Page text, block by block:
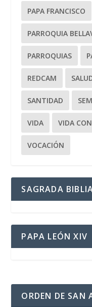
PAPA FRANCISCO
PARROQUIA
PARROQUIAS
REDCAM
SANTIDAD
VIDA VIDA
VOCACIÓN
SAGRADA
PAPA LEÓN XIV
ORDEN DE SAN